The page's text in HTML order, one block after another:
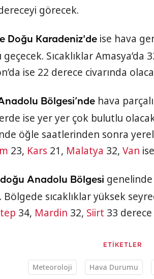
görecek.
Doğu Karadeniz'de ise hava
Sıcaklıklar Amasya’da
ise 22 derece civarında
Bölgesi’nde hava
ise yer yer çok bulutlu
öğle saatlerinden sonra
23, Kars 21, Malatya 32, Van
Anadolu Bölgesi genelinde
Bölgede sıcaklıklar yüksek
34, Mardin 32, Siirt 33
ETİKETLER
Meteoroloji Hava Durumu